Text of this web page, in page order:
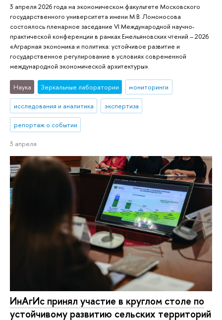
3 апреля 2026 года на экономическом факультете Московского
государственного университета имени М.В. Ломоносова
состоялось пленарное заседание VI Международной научно-
практической конференции в рамках Емельяновских чтений – 2026
«Аграрная экономика и политика: устойчивое развитие и
государственное регулирование в условиях современной
международной экономической архитектуры».
Наука Зеркальные лаборатории мониторинги
исследования и аналитика экспертиза
репортаж о событии
3 апреля
ИнАгИс принял участие в круглом столе по
устойчивому развитию сельских территорий